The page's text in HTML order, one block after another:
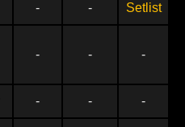
- - Setlist
- - -
- - -